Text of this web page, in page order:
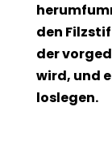
den
der
wird, und
loslegen.